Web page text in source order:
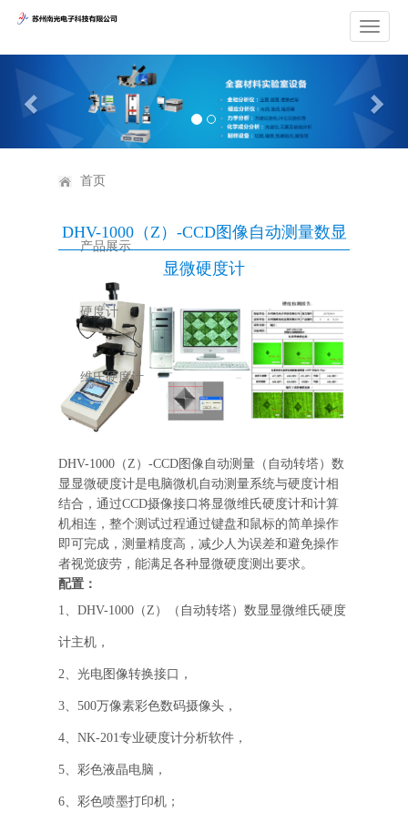
Previous
首页
产品展示
硬度计
维氏硬度计
DHV-1000（Z）-CCD图像自动测量数显
显微硬度计
DHV-1000（Z）-CCD图像自动测量（自动转塔）数
显显微硬度计是电脑微机自动测量系统与硬度计相
结合，通过CCD摄像接口将显微维氏硬度计和计算
机相连，整个测试过程通过键盘和鼠标的简单操作
即可完成，测量精度高，减少人为误差和避免操作
者视觉疲劳，能满足各种显微硬度测出要求。
配置：
1、DHV-1000（Z）（自动转塔）数显显微维氏硬度
计主机，
2、光电图像转换接口，
3、500万像素彩色数码摄像头，
4、NK-201专业硬度计分析软件，
5、彩色液晶电脑，
6、彩色喷墨打印机；